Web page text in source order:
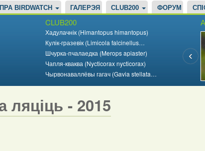
ПРА BIRDWATCH ГАЛЕРЭЯ CLUB200 ФОРУМ
CLUB200
Хадулачнік (Himantopus himantopus)
Кулік-гразевік (Limicola falcinellus…
Шчурка-пчалаедка (Merops apiaster)
Чапля-кваква (Nycticorax nycticorax)
Чырвонаваллёвы гагач (Gavia stellata…
ляціць - 2015